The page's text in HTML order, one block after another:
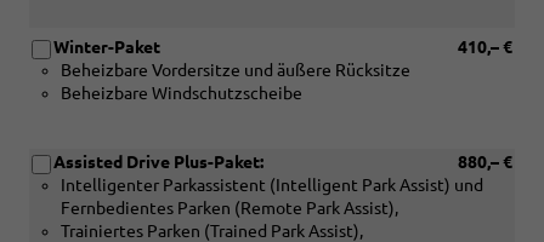
410,– €
Winter-Paket
Beheizbare Vordersitze und äußere Rücksitze
Beheizbare Windschutzscheibe
880,– €
Assisted Drive Plus-Paket:
Intelligenter Parkassistent (Intelligent Park Assist) und
Fernbedientes Parken (Remote Park Assist),
Trainiertes Parken (Trained Park Assist),